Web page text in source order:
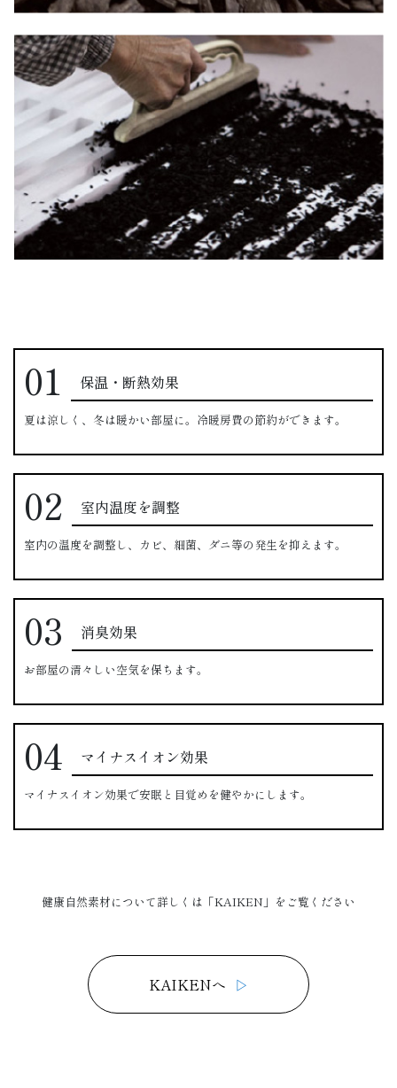
保温・断熱効果
夏は涼しく、冬は暖かい部屋に。冷暖房費の節約ができます。
室内温度を調整
室内の温度を調整し、カビ、細菌、ダニ等の発生を抑えます。
消臭効果
お部屋の清々しい空気を保ちます。
マイナスイオン効果
マイナスイオン効果で安眠と目覚めを健やかにします。
健康自然素材について詳しくは「KAIKEN」をご覧ください
KAIKENへ ▷